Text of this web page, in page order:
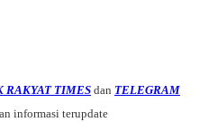
RAKYAT TIMES dan TELEGRAM
informasi terupdate